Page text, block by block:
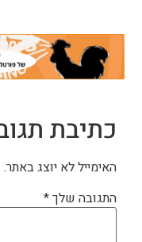
כתיבת
האימייל לא יוצג באתר.
התגובה שלך*